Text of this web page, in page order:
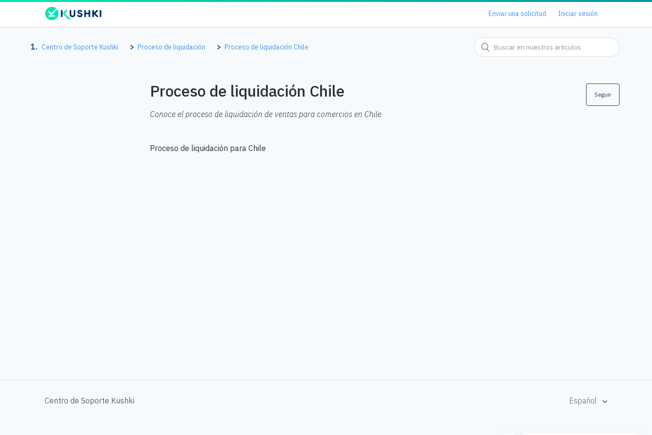
Enviar una solicitud Iniciar sesión
Centro de Soporte Kushki Proceso de liquidación Proceso de liquidación Chile
Proceso de liquidación Chile Seguir
Conoce el proceso de liquidación de ventas para comercios en Chile
Proceso de liquidación para Chile
Centro de Soporte Kushki Español